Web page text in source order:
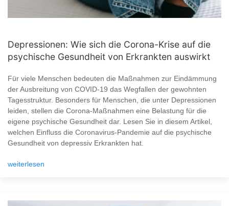
Depressionen: Wie sich die Corona-Krise auf die
psychische Gesundheit von Erkrankten auswirkt
Für viele Menschen bedeuten die Maßnahmen zur Eindämmung
der Ausbreitung von COVID-19 das Wegfallen der gewohnten
Tagesstruktur. Besonders für Menschen, die unter Depressionen
leiden, stellen die Corona-Maßnahmen eine Belastung für die
eigene psychische Gesundheit dar. Lesen Sie in diesem Artikel,
welchen Einfluss die Coronavirus-Pandemie auf die psychische
Gesundheit von depressiv Erkrankten hat.
weiterlesen